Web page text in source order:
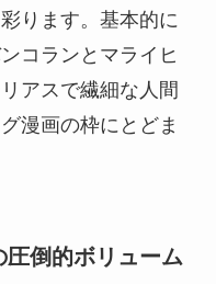
ります。基本的に
コランとマライヒ
アスで繊細な人間
漫画の枠にとどま
倒的ボリューム